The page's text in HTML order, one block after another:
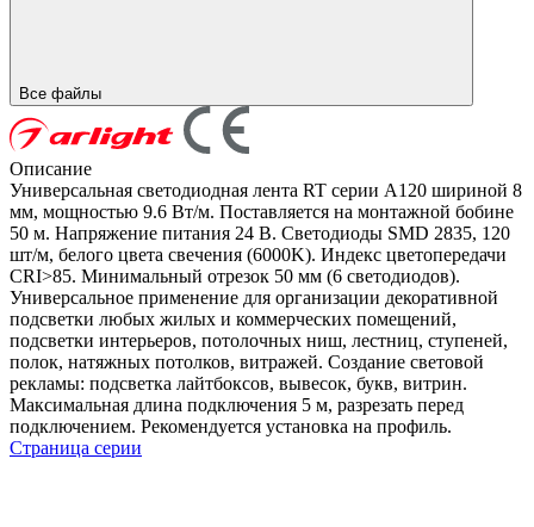
Все файлы
Описание
Универсальная светодиодная лента RT серии A120 шириной 8
мм, мощностью 9.6 Вт/м. Поставляется на монтажной бобине
50 м. Напряжение питания 24 В. Светодиоды SMD 2835, 120
шт/м, белого цвета свечения (6000K). Индекс цветопередачи
CRI>85. Минимальный отрезок 50 мм (6 светодиодов).
Универсальное применение для организации декоративной
подсветки любых жилых и коммерческих помещений,
подсветки интерьеров, потолочных ниш, лестниц, ступеней,
полок, натяжных потолков, витражей. Создание световой
рекламы: подсветка лайтбоксов, вывесок, букв, витрин.
Максимальная длина подключения 5 м, разрезать перед
подключением. Рекомендуется установка на профиль.
Страница серии